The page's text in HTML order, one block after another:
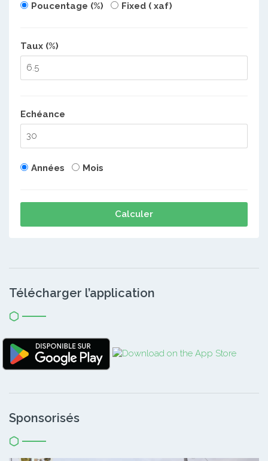
Poucentage (%) Fixed ( xaf)
Taux (%)
Echéance
Années Mois
Calculer
Télécharger l’application
Sponsorisés